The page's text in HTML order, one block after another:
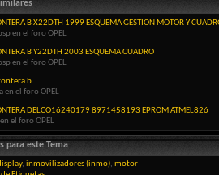
B X22DTH 1999 ESQUEMA GESTION MOTOR Y
en el foro OPEL
B Y22DTH 2003 ESQUEMA CUADRO
en el foro OPEL
b
en el foro OPEL
DELCO16240179 8971458193 EPROM ATMEL826
el foro OPEL
para este Tema
, inmovilizadores (inmo), motor